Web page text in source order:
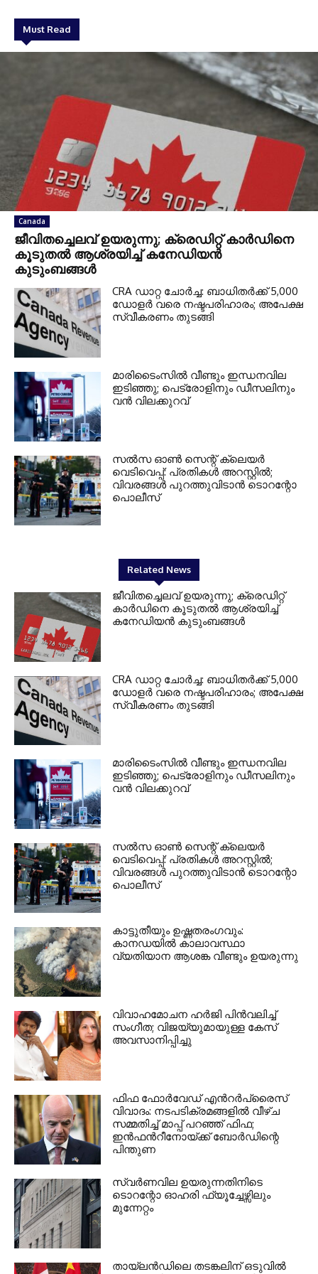
Must Read
Canada
ജീവിതച്ചെലവ് ഉയരുന്നു; ക്രെഡിറ്റ് കാർഡിനെ
കൂടുതൽ ആശ്രയിച്ച് കനേഡിയൻ
കുടുംബങ്ങൾ
CRA ഡാറ്റ ചോർച്ച: ബാധിതർക്ക് 5,000
ഡോളർ വരെ നഷ്ടപരിഹാരം; അപേക്ഷ
സ്വീകരണം തുടങ്ങി
മാരിടൈംസിൽ വീണ്ടും ഇന്ധനവില
ഇടിഞ്ഞു; പെട്രോളിനും ഡീസലിനും
വൻ വിലക്കുറവ്
സൽസ ഓൺ സെന്റ് ക്ലെയർ
വെടിവെപ്പ്: പ്രതികൾ അറസ്റ്റിൽ;
വിവരങ്ങൾ പുറത്തുവിടാൻ ടൊറന്റോ
പൊലീസ്
Related News
ജീവിതച്ചെലവ് ഉയരുന്നു; ക്രെഡിറ്റ്
കാർഡിനെ കൂടുതൽ ആശ്രയിച്ച്
കനേഡിയൻ കുടുംബങ്ങൾ
CRA ഡാറ്റ ചോർച്ച: ബാധിതർക്ക് 5,000
ഡോളർ വരെ നഷ്ടപരിഹാരം; അപേക്ഷ
സ്വീകരണം തുടങ്ങി
മാരിടൈംസിൽ വീണ്ടും ഇന്ധനവില
ഇടിഞ്ഞു; പെട്രോളിനും ഡീസലിനും
വൻ വിലക്കുറവ്
സൽസ ഓൺ സെന്റ് ക്ലെയർ
വെടിവെപ്പ്: പ്രതികൾ അറസ്റ്റിൽ;
വിവരങ്ങൾ പുറത്തുവിടാൻ ടൊറന്റോ
പൊലീസ്
കാട്ടുതീയും ഉഷ്ണതരംഗവും:
കാനഡയിൽ കാലാവസ്ഥാ
വ്യതിയാന ആശങ്ക വീണ്ടും ഉയരുന്നു
വിവാഹമോചന ഹർജി പിൻവലിച്ച്
സംഗീത; വിജയ്‌യുമായുള്ള കേസ്
അവസാനിപ്പിച്ചു
ഫിഫ ഫോർവേഡ് എൻറർപ്രൈസ്
വിവാദം: നടപടിക്രമങ്ങളിൽ വീഴ്ച
സമ്മതിച്ച് മാപ്പ് പറഞ്ഞ് ഫിഫ;
ഇൻഫൻറീനോയ്ക്ക് ബോർഡിന്റെ
പിന്തുണ
സ്വർണവില ഉയരുന്നതിനിടെ
ടൊറന്റോ ഓഹരി ഫ്യൂച്ചേഴ്സിലും
മുന്നേറ്റം
തായ്‌ലൻഡിലെ തടങ്കലിന് ഒടുവിൽ